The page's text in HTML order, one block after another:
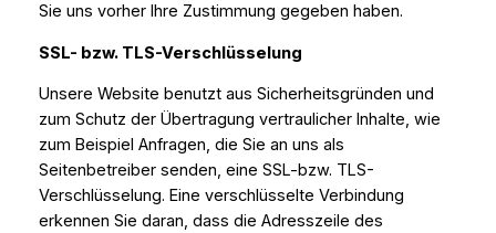
Sie uns vorher Ihre Zustimmung gegeben haben.
SSL- bzw. TLS-Verschlüsselung
Unsere Website benutzt aus Sicherheitsgründen und
zum Schutz der Übertragung vertraulicher Inhalte, wie
zum Beispiel Anfragen, die Sie an uns als
Seitenbetreiber senden, eine SSL-bzw. TLS-
Verschlüsselung. Eine verschlüsselte Verbindung
erkennen Sie daran, dass die Adresszeile des